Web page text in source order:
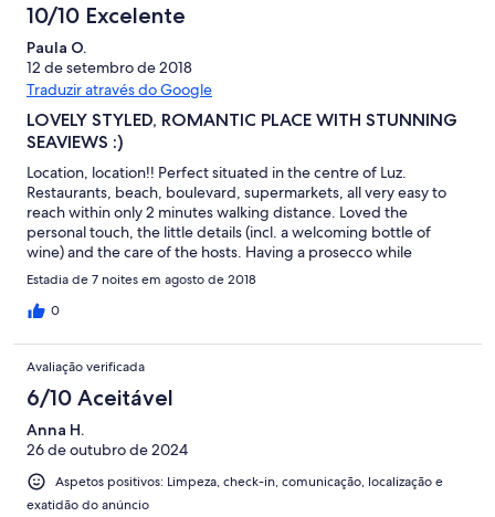
10/10 Excelente
Paula O.
12 de setembro de 2018
Traduzir através do Google
LOVELY STYLED, ROMANTIC PLACE WITH STUNNING
SEAVIEWS :)
Location, location!! Perfect situated in the centre of Luz.
Restaurants, beach, boulevard, supermarkets, all very easy to
reach within only 2 minutes walking distance. Loved the
personal touch, the little details (incl. a welcoming bottle of
wine) and the care of the hosts. Having a prosecco while
watching the sunset from the roofterrace. Stunning views!
Perfect spot to relax or explore a little more, whatever you
prefer. Would love to return a.s.a.p. Many thanks!!
Estadia de 7 noites em agosto de 2018
0
Avaliação verificada
6/10 Aceitável
Anna H.
26 de outubro de 2024
Aspetos positivos: Limpeza, check-in, comunicação, localização e
exatidão do anúncio